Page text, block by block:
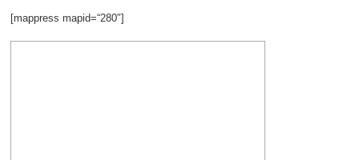
[mappress mapid=“280″]